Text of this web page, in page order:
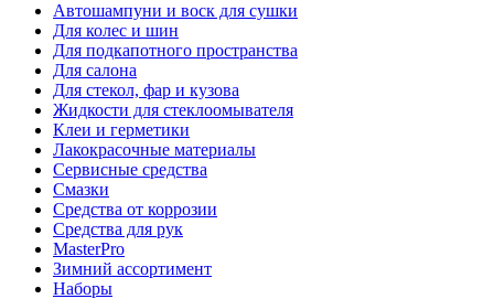
Автошампуни и воск для сушки
Для колес и шин
Для подкапотного пространства
Для салона
Для стекол, фар и кузова
Жидкости для стеклоомывателя
Клеи и герметики
Лакокрасочные материалы
Сервисные средства
Смазки
Средства от коррозии
Средства для рук
MasterPro
Зимний ассортимент
Наборы